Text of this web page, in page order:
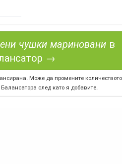
чушки маринованив
→
Може да промените количеството
Балансатора след като я добавите.